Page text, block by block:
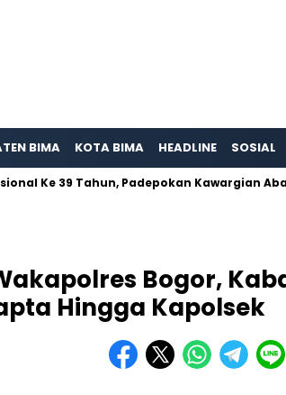
BIMA KOTA BIMA HEADLINE SOSIAL
Tahun, Padepokan Kawargian Abah Alam
Bogor,
Hingga Kapolsek